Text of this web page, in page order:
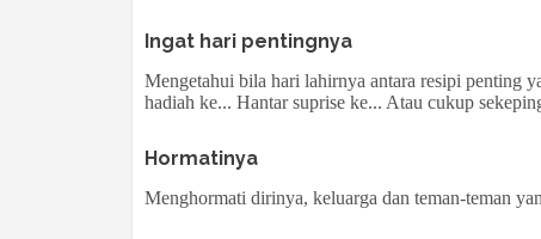
Ingat hari pentingnya
Mengetahui bila hari lahirnya antara resipi penting
hadiah ke... Hantar suprise ke... Atau cukup
Hormatinya
Menghormati dirinya, keluarga dan teman-teman